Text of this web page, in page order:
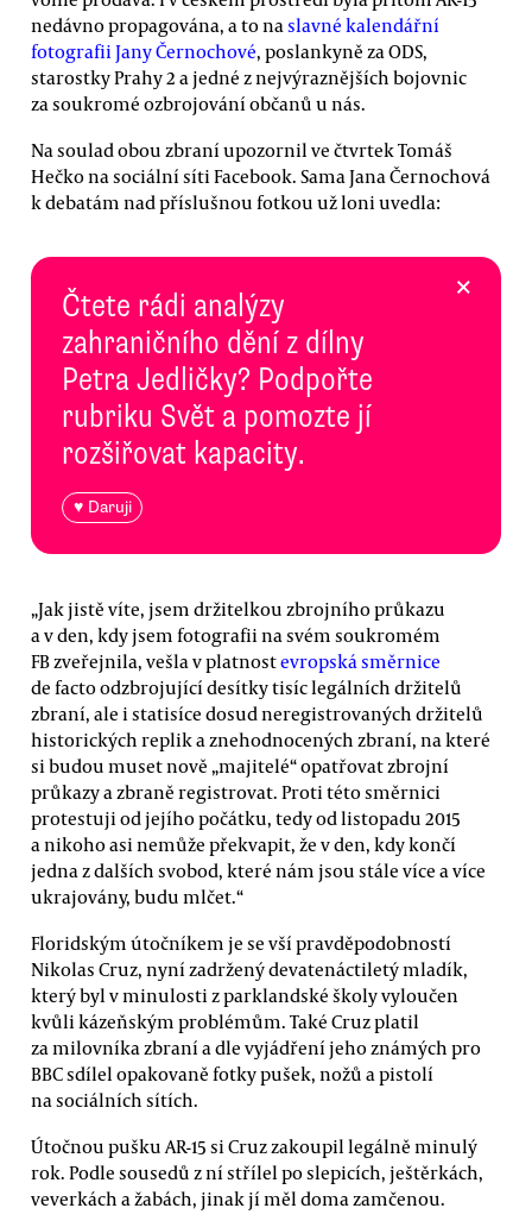
nedávno propagována, a to na slavné kalendářní
fotografii Jany Černochové, poslankyně za ODS,
starostky Prahy 2 a jedné z nejvýraznějších bojovnic
za soukromé ozbrojování občanů u nás.
Na soulad obou zbraní upozornil ve čtvrtek Tomáš
Hečko na sociální síti Facebook. Sama Jana Černochová
k debatám nad příslušnou fotkou už loni uvedla:
Čtete rádi analýzy
zahraničního dění z dílny
Petra Jedličky? Podpořte
rubriku Svět a pomozte jí
rozšiřovat kapacity.
♥ Daruji
×
„Jak jistě víte, jsem držitelkou zbrojního průkazu
a v den, kdy jsem fotografii na svém soukromém
FB zveřejnila, vešla v platnostevropská směrnice
de facto odzbrojující desítky tisíc legálních držitelů
zbraní, ale i statisíce dosud neregistrovaných držitelů
historických replik a znehodnocených zbraní, na které
si budou muset nově „majitelé“ opatřovat zbrojní
průkazy a zbraně registrovat. Proti této směrnici
protestuji od jejího počátku, tedy od listopadu 2015
a nikoho asi nemůže překvapit, že v den, kdy končí
jedna z dalších svobod, které nám jsou stále více a více
ukrajovány, budu mlčet.“
Floridským útočníkem je se vší pravděpodobností
Nikolas Cruz, nyní zadržený devatenáctiletý mladík,
který byl v minulosti z parklandské školy vyloučen
kvůli kázeňským problémům. Také Cruz platil
za milovníka zbraní a dle vyjádření jeho známých pro
BBC sdílel opakovaně fotky pušek, nožů a pistolí
na sociálních sítích.
Útočnou pušku AR-15 si Cruz zakoupil legálně minulý
rok. Podle sousedů z ní střílel po slepicích, ještěrkách,
veverkách a žabách, jinak jí měl doma zamčenou.